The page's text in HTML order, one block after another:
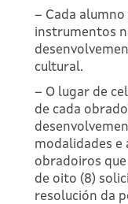
– Cada
instrumentos
cultural.
– O lugar de
de cada
modalidades e
obradoiros
de oito (8)
resolución da